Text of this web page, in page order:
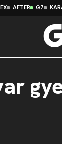
AFTER G7